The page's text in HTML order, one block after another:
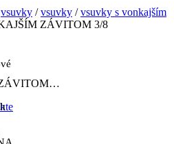
vsuvky /vsuvky /vsuvky s vonkajším
ZÁVITOM 3/8